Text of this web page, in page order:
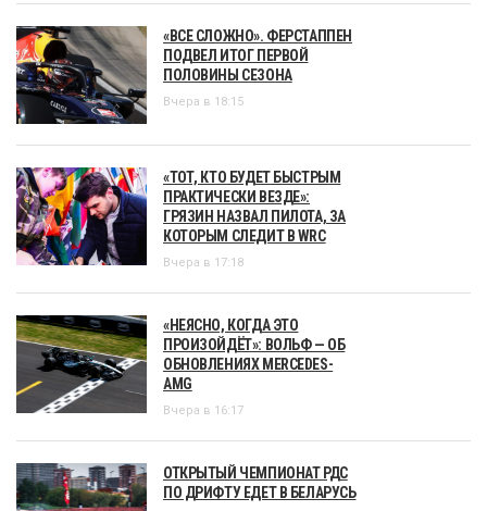
«ВСЕ СЛОЖНО». ФЕРСТАППЕН
ПОДВЕЛ ИТОГ ПЕРВОЙ
ПОЛОВИНЫ СЕЗОНА
Вчера в 18:15
«ТОТ, КТО БУДЕТ БЫСТРЫМ
ПРАКТИЧЕСКИ ВЕЗДЕ»:
ГРЯЗИН НАЗВАЛ ПИЛОТА, ЗА
КОТОРЫМ СЛЕДИТ В WRC
Вчера в 17:18
«НЕЯСНО, КОГДА ЭТО
ПРОИЗОЙДЁТ»: ВОЛЬФ — ОБ
ОБНОВЛЕНИЯХ MERCEDES-
AMG
Вчера в 16:17
ОТКРЫТЫЙ ЧЕМПИОНАТ РДС
ПО ДРИФТУ ЕДЕТ В БЕЛАРУСЬ